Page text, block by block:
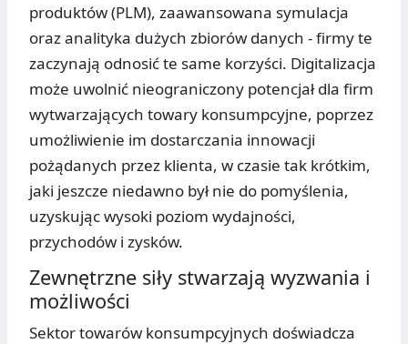
produktów (PLM), zaawansowana symulacja
oraz analityka dużych zbiorów danych - firmy te
zaczynają odnosić te same korzyści. Digitalizacja
może uwolnić nieograniczony potencjał dla firm
wytwarzających towary konsumpcyjne, poprzez
umożliwienie im dostarczania innowacji
pożądanych przez klienta, w czasie tak krótkim,
jaki jeszcze niedawno był nie do pomyślenia,
uzyskując wysoki poziom wydajności,
przychodów i zysków.
Zewnętrzne siły stwarzają wyzwania i
możliwości
Sektor towarów konsumpcyjnych doświadcza